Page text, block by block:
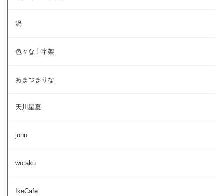
渦
色々な十字架
あまつまりな
天川星夏
john
wotaku
IkeCafe